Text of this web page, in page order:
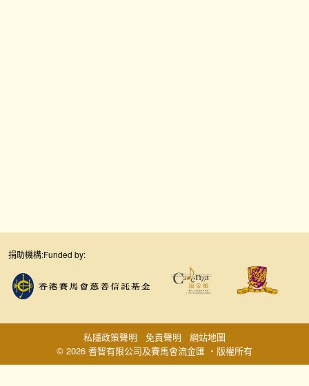
捐助機構:Funded by:
© 2026 耆智有限公司及賽馬會流金匯 ‧版權所有
私隱政策聲明 免責聲明 網站地圖